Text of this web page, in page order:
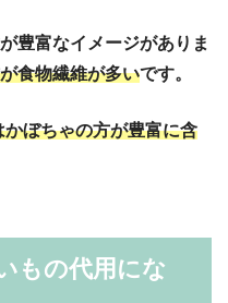
豊富なイメージがありま
食物繊維が多いです。
ぼちゃの方が豊富に含
もの代用にな